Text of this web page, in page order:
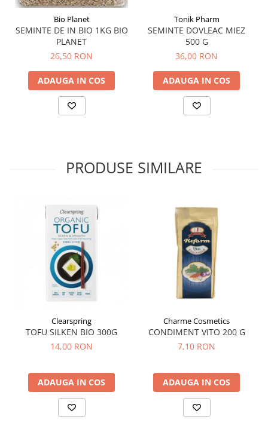
Bio Planet
SEMINTE DE IN BIO 1KG BIO
PLANET
26,50 RON
ADAUGA IN COS
Tonik Pharm
SEMINTE DOVLEAC MIEZ
500 G
36,00 RON
ADAUGA IN COS
PRODUSE SIMILARE
Clearspring
TOFU SILKEN BIO 300G
14,00 RON
ADAUGA IN COS
Charme Cosmetics
CONDIMENT VITO 200 G
7,10 RON
ADAUGA IN COS